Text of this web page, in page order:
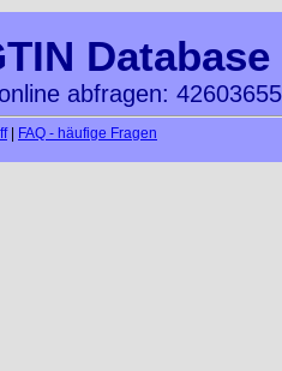
Database
abfragen:
| FAQ - häufige Fragen